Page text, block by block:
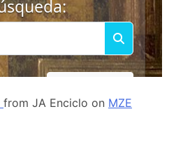
from JA Enciclo on MZE